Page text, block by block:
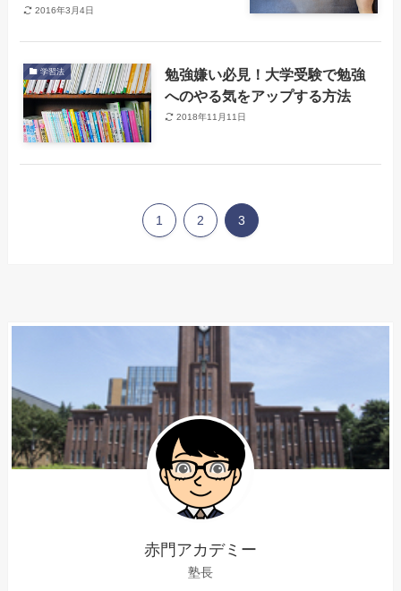
2016年3月4日
学習法
勉強嫌い必見！大学受験で勉強
へのやる気をアップする方法
2018年11月11日
1 2 3
赤門アカデミー
塾長